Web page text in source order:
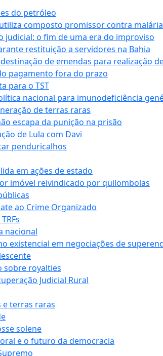
do petróleo
composto promissor contra
o fim de uma era do improviso
restituição a servidores na Bahia
de emendas para realização
pagamento fora do prazo
para o TST
nacional para imunodeficiência
de terras raras
escapa da punição na prisão
de Lula com Davi
penduricalhos
em ações de estado
imóvel reivindicado por quilombolas
ao Crime Organizado
nacional
existencial em negociações de
sobre royalties
Judicial Rural
terras raras
solene
e o futuro da democracia